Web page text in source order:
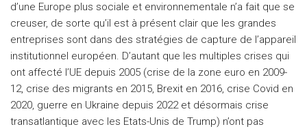
d’une Europe plus sociale et environnementale n’a fait que se
creuser, de sorte qu’il est à présent clair que les grandes
entreprises sont dans des stratégies de capture de l’appareil
institutionnel européen. D’autant que les multiples crises qui
ont affecté l’UE depuis 2005 (crise de la zone euro en 2009-
12, crise des migrants en 2015, Brexit en 2016, crise Covid en
2020, guerre en Ukraine depuis 2022 et désormais crise
transatlantique avec les Etats-Unis de Trump) n’ont pas